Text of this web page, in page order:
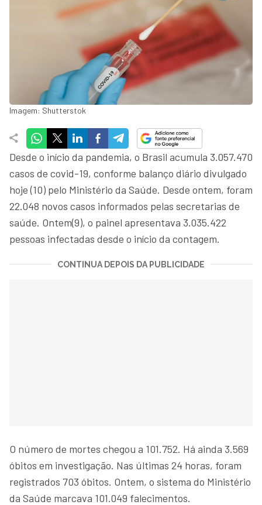
Imagem: Shutterstok
Desde o início da pandemia, o Brasil acumula 3.057.470
casos de covid-19, conforme balanço diário divulgado
hoje (10) pelo Ministério da Saúde. Desde ontem, foram
22.048 novos casos informados pelas secretarias de
saúde. Ontem(9), o painel apresentava 3.035.422
pessoas infectadas desde o início da contagem.
CONTINUA DEPOIS DA PUBLICIDADE
O número de mortes chegou a 101.752. Há ainda 3.569
óbitos em investigação. Nas últimas 24 horas, foram
registrados 703 óbitos. Ontem, o sistema do Ministério
da Saúde marcava 101.049 falecimentos.